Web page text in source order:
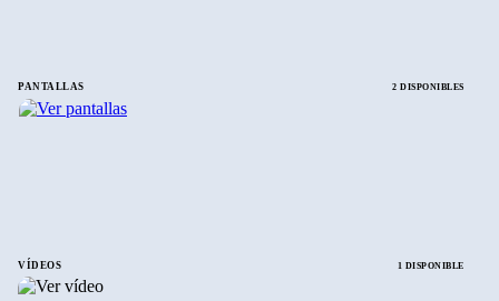
PANTALLAS 2 DISPONIBLES
VÍDEOS 1 DISPONIBLE